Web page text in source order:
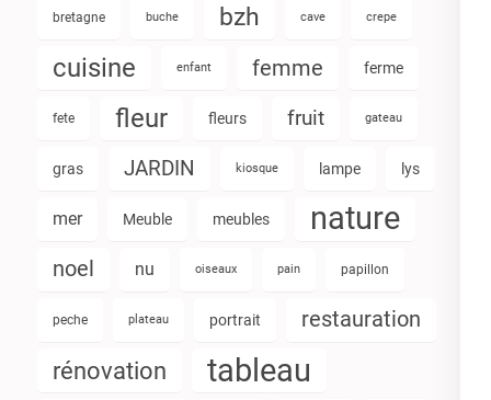
bretagne buche bzh cave crepe
cuisine enfant femme ferme
fete fleur fleurs fruit gateau
gras JARDIN kiosque lampe lys
mer Meuble meubles nature
noel nu oiseaux pain papillon
peche plateau portrait restauration
rénovation
tableau